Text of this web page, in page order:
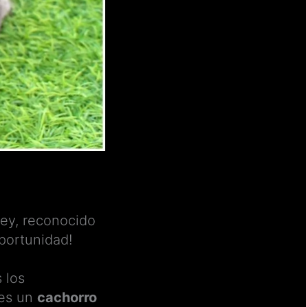
reconocido
los
un cachorro